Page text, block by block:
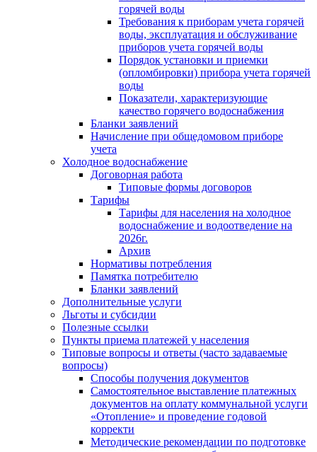
горячей воды
Требования к приборам учета горячей
воды, эксплуатация и обслуживание
приборов учета горячей воды
Порядок установки и приемки
(опломбировки) прибора учета горячей
воды
Показатели, характеризующие
качество горячего водоснабжения
Бланки заявлений
Начисление при общедомовом приборе
учета
Холодное водоснабжение
Договорная работа
Типовые формы договоров
Тарифы
Тарифы для населения на холодное
водоснабжение и водоотведение на
2026г.
Архив
Нормативы потребления
Памятка потребителю
Бланки заявлений
Дополнительные услуги
Льготы и субсидии
Полезные ссылки
Пункты приема платежей у населения
Типовые вопросы и ответы (часто задаваемые
вопросы)
Способы получения документов
Самостоятельное выставление платежных
документов на оплату коммунальной услуги
«Отопление» и проведение годовой
корректи
Методические рекомендации по подготовке